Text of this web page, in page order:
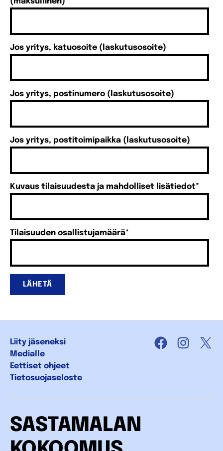
Jos yritys, katuosoite (laskutusosoite)
Jos yritys, postinumero (laskutusosoite)
Jos yritys, postitoimipaikka (laskutusosoite)
Kuvaus tilaisuudesta ja mahdolliset lisätiedot*
Tilaisuuden osallistujamäärä*
LÄHETÄ
Liity jäseneksi
Medialle
Eettiset ohjeet
Tietosuojaseloste
Facebook X
SASTAMALAN